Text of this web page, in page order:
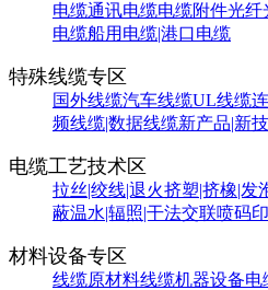
电缆通讯电缆电缆附件光纤
电缆船用电缆|港口电缆
特殊线缆专区
国外线缆汽车线缆UL线缆
频线缆|数据线缆新产品|新
电缆工艺技术区
拉丝|绞线|退火挤塑|挤橡|发
蔽温水|辐照|干法交联喷码
材料设备专区
线缆原材料线缆机器设备电